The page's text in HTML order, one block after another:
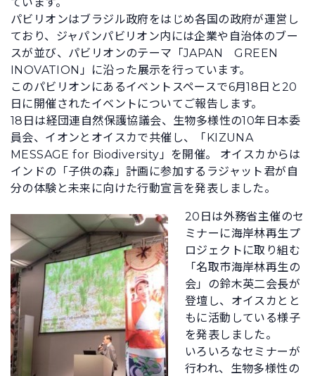
パビリオンはブラジル政府をはじめ各国の政府が運営し
ており、ジャパンパビリオン内には企業や自治体のブー
スが並び、パビリオンのテーマ「JAPAN GREEN
INOVATION」に沿った展示を行っています。
このパビリオンにあるイベントスペースで6月18日と20
日に開催されたイベントについてご報告します。
18日は経団連自然保護協議会、生物多様性の10年日本委
員会、イオンとオイスカで共催し、「KIZUNA
MESSAGE for Biodiversity」を開催。 オイスカからは
インドの「子供の森」計画に参加するラジャット君が自
分の体験と未来に向けた行動宣言を発表しました。
20日は外務省主催のセ
ミナーに海岸林再生プ
ロジェクトに取り組む
「名取市海岸林再生の
会」の鈴木英二会長が
登壇し、オイスカとと
もに活動している様子
を発表しました。
いろいろなセミナーが
行われ、生物多様性の